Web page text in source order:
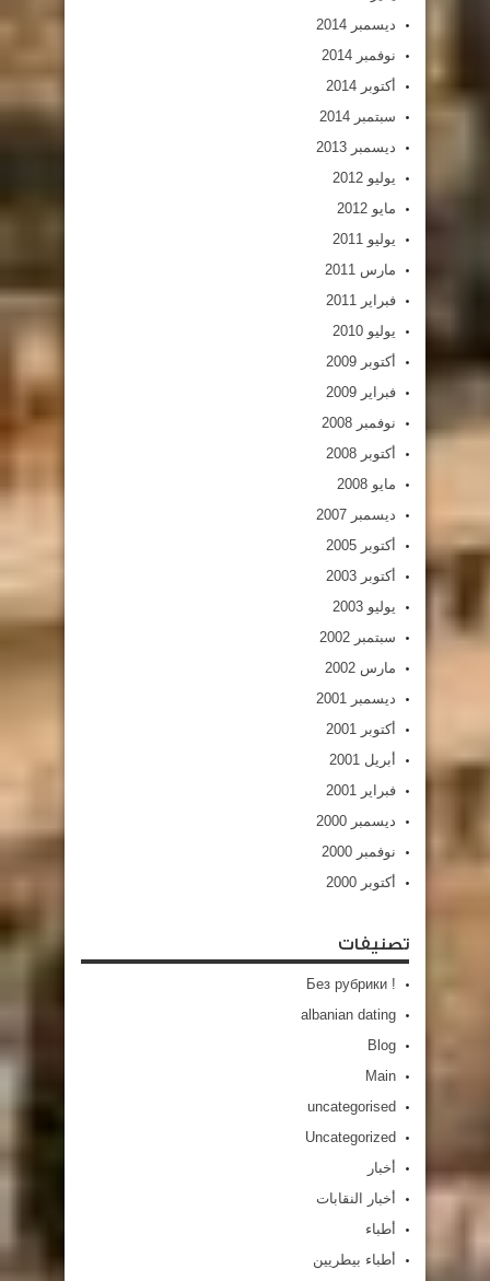
ديسمبر 2014
نوفمبر 2014
أكتوبر 2014
سبتمبر 2014
ديسمبر 2013
يوليو 2012
مايو 2012
يوليو 2011
مارس 2011
فبراير 2011
يوليو 2010
أكتوبر 2009
فبراير 2009
نوفمبر 2008
أكتوبر 2008
مايو 2008
ديسمبر 2007
أكتوبر 2005
أكتوبر 2003
يوليو 2003
سبتمبر 2002
مارس 2002
ديسمبر 2001
أكتوبر 2001
أبريل 2001
فبراير 2001
ديسمبر 2000
نوفمبر 2000
أكتوبر 2000
تصنيفات
! Без рубрики
albanian dating
Blog
Main
uncategorised
Uncategorized
أخبار
أخبار النقابات
أطباء
أطباء بيطريين